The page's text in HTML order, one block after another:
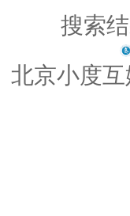
搜索
北京小度